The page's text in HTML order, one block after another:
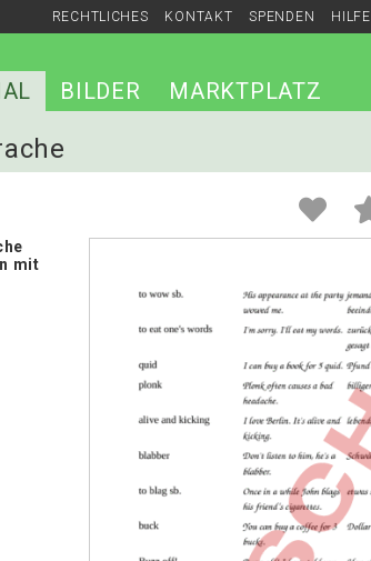
RECHTLICHES KONTAKT SPENDEN HILFE
BILDER MARKTPLATZ
mit